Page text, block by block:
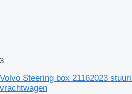
3
Volvo Steering box 21162023
vrachtwagen